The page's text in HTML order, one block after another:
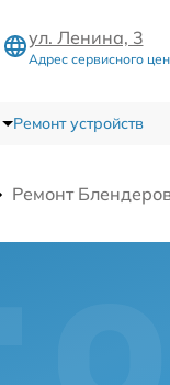
ул. Ленина, 3
Адрес сервисного
Ремонт устройств
Ремонт